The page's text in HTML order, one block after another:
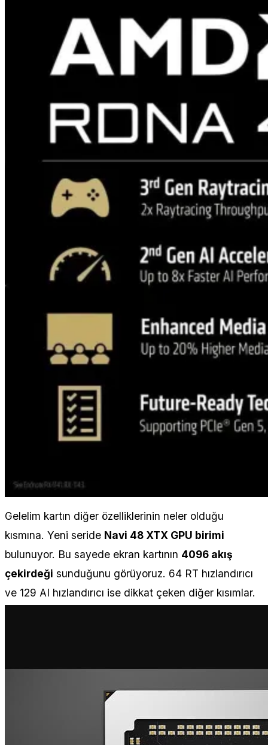
Gelelim kartın diğer özelliklerinin neler olduğu
kısmına. Yeni seride Navi 48 XTX GPU birimi
bulunuyor. Bu sayede ekran kartının 4096 akış
çekirdeği sunduğunu görüyoruz. 64 RT hızlandırıcı
ve 129 AI hızlandırıcı ise dikkat çeken diğer kısımlar.